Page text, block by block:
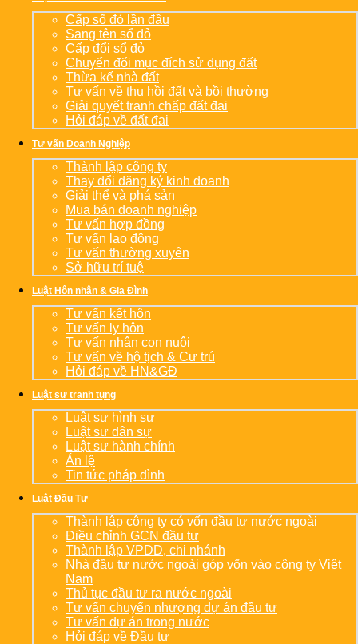
Cấp sổ đỏ lần đầu
Sang tên sổ đỏ
Cấp đổi sổ đỏ
Chuyển đổi mục đích sử dụng đất
Thừa kế nhà đất
Tư vấn về thu hồi đất và bồi thường
Giải quyết tranh chấp đất đai
Hỏi đáp về đất đai
Tư vấn Doanh Nghiệp
Thành lập công ty
Thay đổi đăng ký kinh doanh
Giải thể và phá sản
Mua bán doanh nghiệp
Tư vấn hợp đồng
Tư vấn lao động
Tư vấn thường xuyên
Sở hữu trí tuệ
Luật Hôn nhân & Gia Đình
Tư vấn kết hôn
Tư vấn ly hôn
Tư vấn nhận con nuôi
Tư vấn về hộ tịch & Cư trú
Hỏi đáp về HN&GĐ
Luật sư tranh tụng
Luật sư hình sự
Luật sư dân sự
Luật sư hành chính
Án lệ
Tin tức pháp đình
Luật Đầu Tư
Thành lập công ty có vốn đầu tư nước ngoài
Điều chỉnh GCN đầu tư
Thành lập VPDD, chi nhánh
Nhà đầu tư nước ngoài góp vốn vào công ty Việt
Nam
Thủ tục đầu tư ra nước ngoài
Tư vấn chuyển nhượng dự án đầu tư
Tư vấn dự án trong nước
Hỏi đáp về Đầu tư